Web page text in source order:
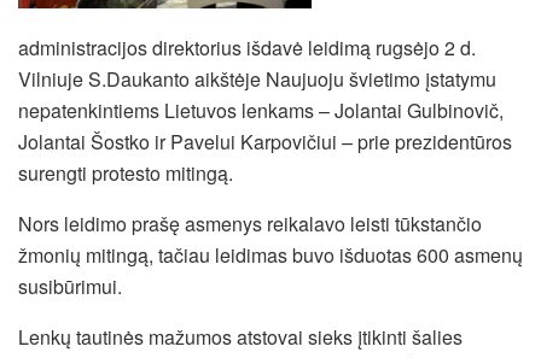
administracijos direktorius išdavė leidimą rugsėjo 2 d.
Vilniuje S.Daukanto aikštėje Naujuoju švietimo įstatymu
nepatenkintiems Lietuvos lenkams – Jolantai Gulbinovič,
Jolantai Šostko ir Pavelui Karpovičiui – prie prezidentūros
surengti protesto mitingą.
Nors leidimo prašę asmenys reikalavo leisti tūkstančio
žmonių mitingą, tačiau leidimas buvo išduotas 600 asmenų
susibūrimui.
Lenkų tautinės mažumos atstovai sieks įtikinti šalies